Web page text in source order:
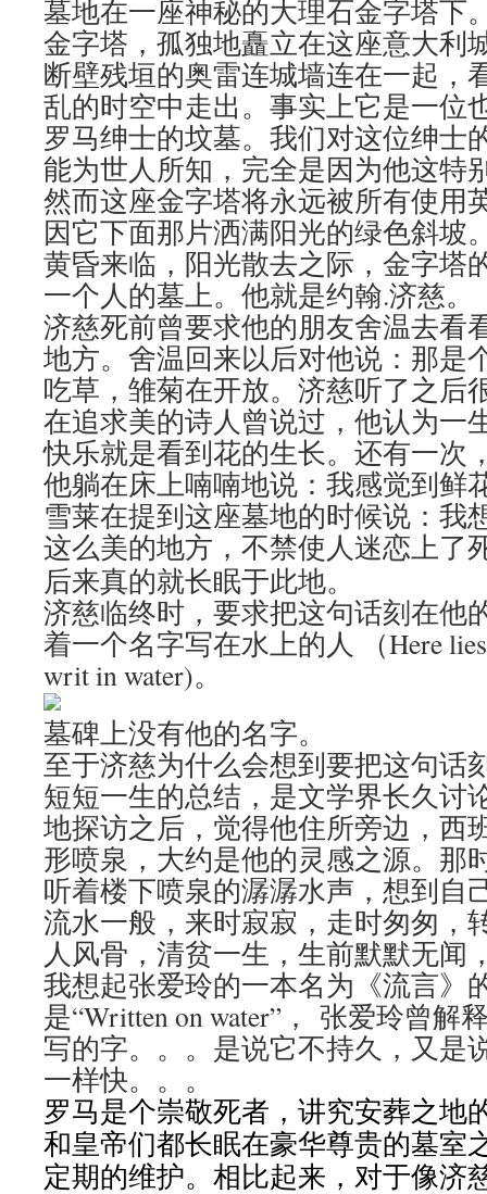
墓地在一座神秘的大理石金字塔下
金字塔，孤独地矗立在这座意大利
断壁残垣的奥雷连城墙连在一起，
乱的时空中走出。事实上它是一位
罗马绅士的坟墓。我们对这位绅士
能为世人所知，完全是因为他这特
然而这座金字塔将永远被所有使用
因它下面那片洒满阳光的绿色斜坡
黄昏来临，阳光散去之际，金字塔
一个人的墓上。他就是约翰.济慈。
济慈死前曾要求他的朋友舍温去看
地方。舍温回来以后对他说：那是
吃草，雏菊在开放。济慈听了之后
在追求美的诗人曾说过，他认为一
快乐就是看到花的生长。还有一次
他躺在床上喃喃地说：我感觉到鲜
雪莱在提到这座墓地的时候说：我
这么美的地方，不禁使人迷恋上了
后来真的就长眠于此地。
济慈临终时，要求把这句话刻在他
着一个名字写在水上的人 （Here lies
writ in water)。
墓碑上没有他的名字。
至于济慈为什么会想到要把这句话
短短一生的总结，是文学界长久讨
地探访之后，觉得他住所旁边，西
形喷泉，大约是他的灵感之源。那
听着楼下喷泉的潺潺水声，想到自
流水一般，来时寂寂，走时匆匆，
人风骨，清贫一生，生前默默无闻
我想起张爱玲的一本名为《流言》
是“Written on water”， 张爱玲曾解
写的字。。。是说它不持久，又是
一样快。。。
罗马是个崇敬死者，讲究安葬之地
和皇帝们都长眠在豪华尊贵的墓室
定期的维护。相比起来，对于像济